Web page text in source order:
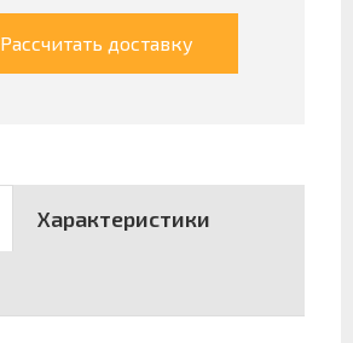
Рассчитать доставку
Характеристики